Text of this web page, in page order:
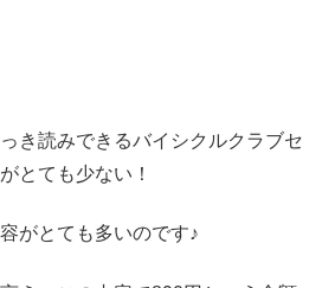
き読みできるバイシクルクラブセ
とても少ない！
がとても多いのです♪